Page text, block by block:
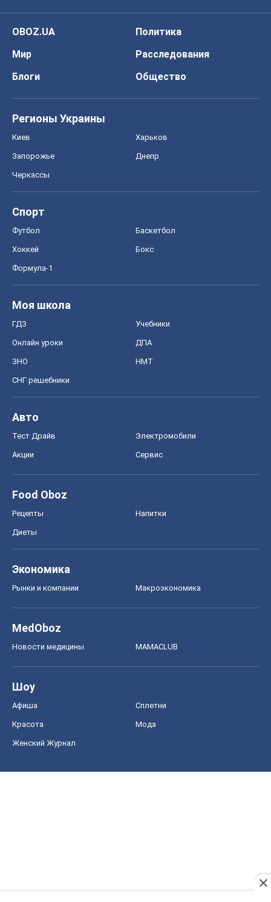
OBOZ.UA
Политика
Мир
Расследования
Блоги
Общество
Регионы Украины
Киев Харьков
Запорожье Днепр
Черкассы
Спорт
Футбол Баскетбол
Хоккей Бокс
Формула-1
Моя школа
ГДЗ Учебники
Онлайн уроки ДПА
ЗНО НМТ
СНГ решебники
Авто
Тест Драйв Электромобили
Акции Сервис
Food Oboz
Рецепты Напитки
Диеты
Экономика
Рынки и компании Mакроэкономика
MedOboz
Новости медицины MAMACLUB
Шоу
Афиша Сплетни
Красота Мода
Женский Журнал